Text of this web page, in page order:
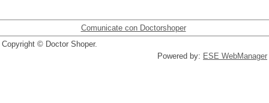
Comunicate con Doctorshoper
Copyright © Doctor Shoper.
Powered by: ESE WebManager